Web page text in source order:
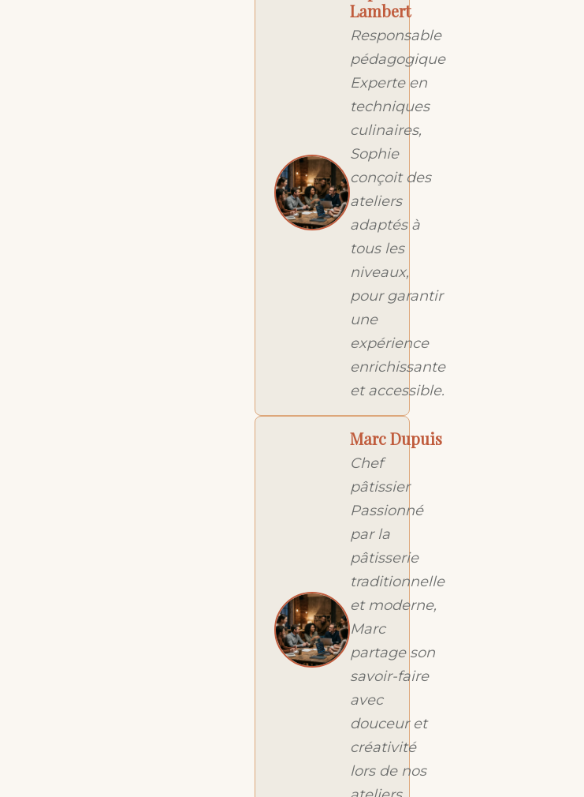
Lambert
Responsable
pédagogique
Experte en
techniques
culinaires,
Sophie
conçoit des
ateliers
adaptés à
tous les
niveaux,
pour garantir
une
expérience
enrichissante
et accessible.
Marc Dupuis
Chef
pâtissier
Passionné
par la
pâtisserie
traditionnelle
et moderne,
Marc
partage son
savoir-faire
avec
douceur et
créativité
lors de nos